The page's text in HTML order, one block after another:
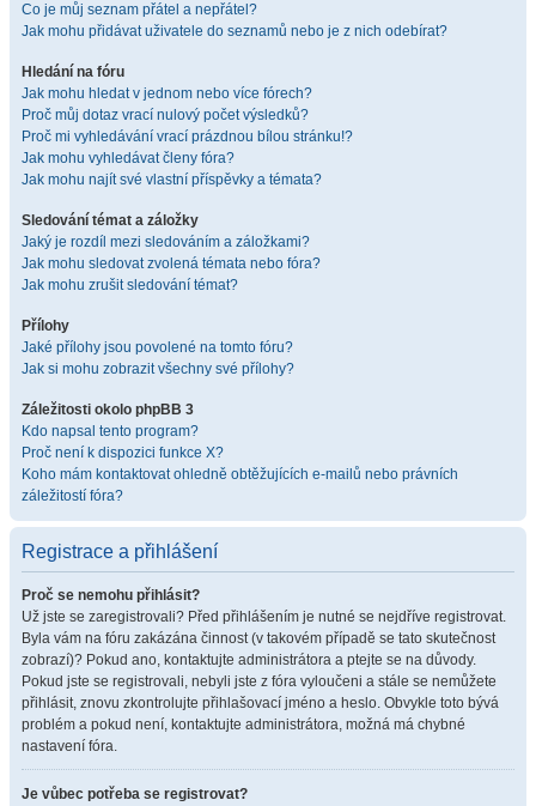
Co je můj seznam přátel a nepřátel?
Jak mohu přidávat uživatele do seznamů nebo je z nich odebírat?
Hledání na fóru
Jak mohu hledat v jednom nebo více fórech?
Proč můj dotaz vrací nulový počet výsledků?
Proč mi vyhledávání vrací prázdnou bílou stránku!?
Jak mohu vyhledávat členy fóra?
Jak mohu najít své vlastní příspěvky a témata?
Sledování témat a záložky
Jaký je rozdíl mezi sledováním a záložkami?
Jak mohu sledovat zvolená témata nebo fóra?
Jak mohu zrušit sledování témat?
Přílohy
Jaké přílohy jsou povolené na tomto fóru?
Jak si mohu zobrazit všechny své přílohy?
Záležitosti okolo phpBB 3
Kdo napsal tento program?
Proč není k dispozici funkce X?
Koho mám kontaktovat ohledně obtěžujících e-mailů nebo právních
záležitostí fóra?
Registrace a přihlášení
Proč se nemohu přihlásit?
Už jste se zaregistrovali? Před přihlášením je nutné se nejdříve registrovat.
Byla vám na fóru zakázána činnost (v takovém případě se tato skutečnost
zobrazí)? Pokud ano, kontaktujte administrátora a ptejte se na důvody.
Pokud jste se registrovali, nebyli jste z fóra vyloučeni a stále se nemůžete
přihlásit, znovu zkontrolujte přihlašovací jméno a heslo. Obvykle toto bývá
problém a pokud není, kontaktujte administrátora, možná má chybné
nastavení fóra.
Je vůbec potřeba se registrovat?